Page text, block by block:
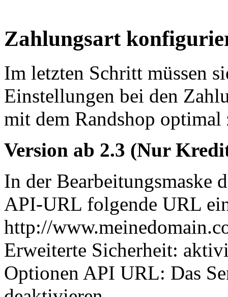
Zahlungsart
Im letzten Schritt müssen
Einstellungen bei den
mit dem Randshop optimal
Version ab 2.3 (Nur
In der Bearbeitungsmaske
API-URL folgende URL
http://
Erweiterte Sicherheit:
Optionen API URL: Das